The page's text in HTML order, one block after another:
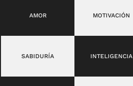
AMOR MOTIVACIÓN
SABIDURÍA INTELIGENCIA